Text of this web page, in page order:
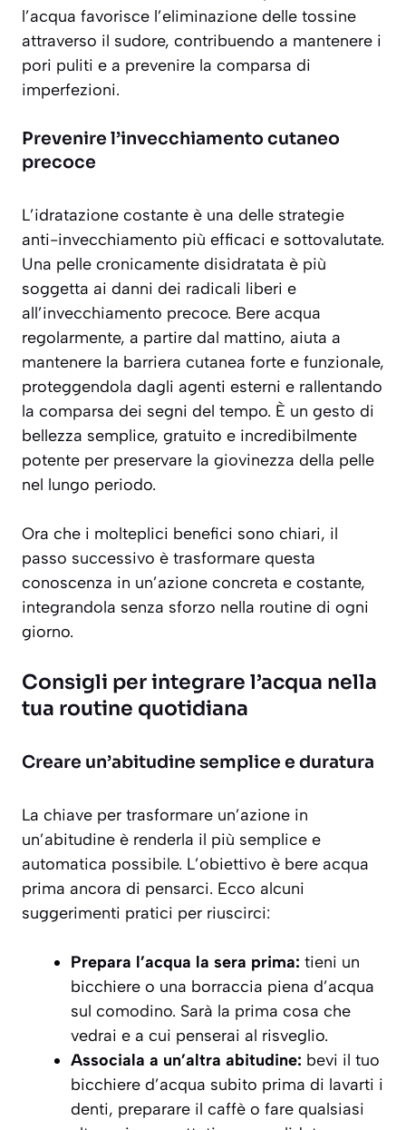
l’acqua favorisce l’eliminazione delle tossine
attraverso il sudore, contribuendo a mantenere i
pori puliti e a prevenire la comparsa di
imperfezioni.
Prevenire l’invecchiamento cutaneo
precoce
L’idratazione costante è una delle strategie
anti-invecchiamento più efficaci e sottovalutate.
Una pelle cronicamente disidratata è più
soggetta ai danni dei radicali liberi e
all’invecchiamento precoce. Bere acqua
regolarmente, a partire dal mattino, aiuta a
mantenere la barriera cutanea forte e funzionale,
proteggendola dagli agenti esterni e rallentando
la comparsa dei segni del tempo. È un gesto di
bellezza semplice, gratuito e incredibilmente
potente per preservare la giovinezza della pelle
nel lungo periodo.
Ora che i molteplici benefici sono chiari, il
passo successivo è trasformare questa
conoscenza in un’azione concreta e costante,
integrandola senza sforzo nella routine di ogni
giorno.
Consigli per integrare l’acqua nella
tua routine quotidiana
Creare un’abitudine semplice e duratura
La chiave per trasformare un’azione in
un’abitudine è renderla il più semplice e
automatica possibile. L’obiettivo è bere acqua
prima ancora di pensarci. Ecco alcuni
suggerimenti pratici per riuscirci:
Prepara l’acqua la sera prima: tieni un
bicchiere o una borraccia piena d’acqua
sul comodino. Sarà la prima cosa che
vedrai e a cui penserai al risveglio.
Associala a un’altra abitudine: bevi il tuo
bicchiere d’acqua subito prima di lavarti i
denti, preparare il caffè o fare qualsiasi